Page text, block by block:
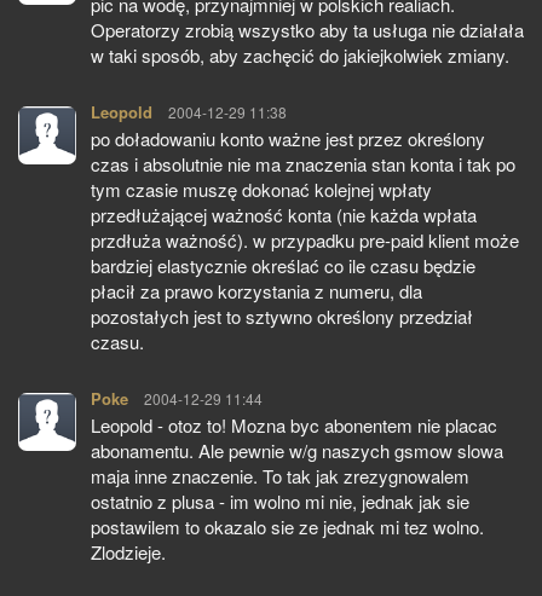
Operatorzy zrobią wszystko aby ta usługa nie działała
w taki sposób, aby zachęcić do jakiejkolwiek zmiany.
Leopold pisze:
2004-12-29 11:38
po doładowaniu konto ważne jest przez określony
czas i absolutnie nie ma znaczenia stan konta i tak po
tym czasie muszę dokonać kolejnej wpłaty
przedłużającej ważność konta (nie każda wpłata
przdłuża ważność). w przypadku pre-paid klient może
bardziej elastycznie określać co ile czasu będzie
płacił za prawo korzystania z numeru, dla
pozostałych jest to sztywno określony przedział
czasu.
Poke pisze:
2004-12-29 11:44
Leopold - otoz to! Mozna byc abonentem nie placac
abonamentu. Ale pewnie w/g naszych gsmow slowa
maja inne znaczenie. To tak jak zrezygnowalem
ostatnio z plusa - im wolno mi nie, jednak jak sie
postawilem to okazalo sie ze jednak mi tez wolno.
Zlodzieje.